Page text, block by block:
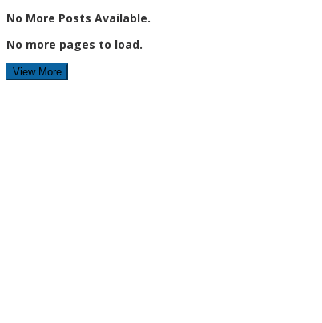
No More Posts Available.
No more pages to load.
View More